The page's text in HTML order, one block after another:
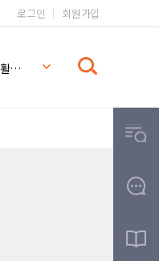
로그인 회원가입
급